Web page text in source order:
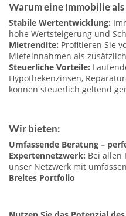
Warum eine Immobilie
Stabile Wertentwicklung:
hohe Wertsteigerung und
Mietrendite: Profitieren Sie
Mieteinnahmen als
Steuerliche Vorteile:
Hypothekenzinsen,
können steuerlich geltend
Wir bieten:
Umfassende Beratung –
Expertennetzwerk: Bei allen
unser Netzwerk mit
Breites Portfolio